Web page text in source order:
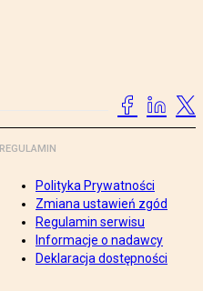
REGULAMIN
Polityka Prywatności
Zmiana ustawień zgód
Regulamin serwisu
Informacje o nadawcy
Deklaracja dostępności